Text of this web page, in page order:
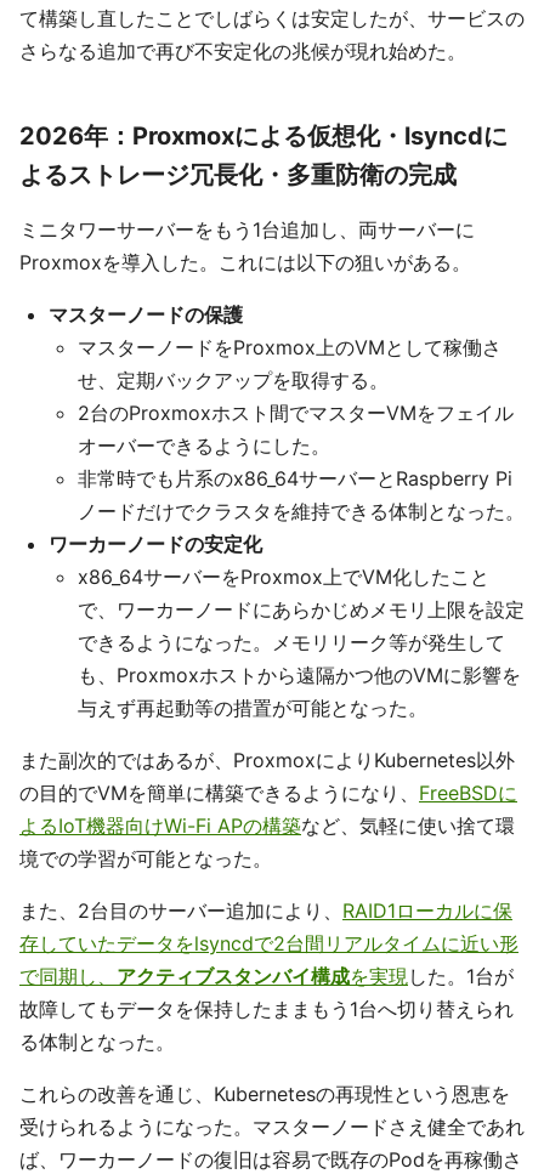
て構築し直したことでしばらくは安定したが、サービスの
さらなる追加で再び不安定化の兆候が現れ始めた。
2026年：Proxmoxによる仮想化・lsyncdに
よるストレージ冗長化・多重防衛の完成
ミニタワーサーバーをもう1台追加し、両サーバーに
Proxmoxを導入した。これには以下の狙いがある。
マスターノードの保護
マスターノードをProxmox上のVMとして稼働さ
せ、定期バックアップを取得する。
2台のProxmoxホスト間でマスターVMをフェイル
オーバーできるようにした。
非常時でも片系のx86_64サーバーとRaspberry Pi
ノードだけでクラスタを維持できる体制となった。
ワーカーノードの安定化
x86_64サーバーをProxmox上でVM化したこと
で、ワーカーノードにあらかじめメモリ上限を設定
できるようになった。メモリリーク等が発生して
も、Proxmoxホストから遠隔かつ他のVMに影響を
与えず再起動等の措置が可能となった。
また副次的ではあるが、ProxmoxによりKubernetes以外
の目的でVMを簡単に構築できるようになり、 FreeBSDに
よるIoT機器向けWi-Fi APの構築など、気軽に使い捨て環
境での学習が可能となった。
また、2台目のサーバー追加により、 RAID1ローカルに保
存していたデータをlsyncdで2台間リアルタイムに近い形
で同期し、 アクティブスタンバイ構成を実現した。1台が
故障してもデータを保持したままもう1台へ切り替えられ
る体制となった。
これらの改善を通じ、Kubernetesの再現性という恩恵を
受けられるようになった。マスターノードさえ健全であれ
ば、ワーカーノードの復旧は容易で既存のPodを再稼働さ